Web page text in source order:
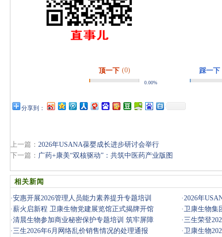
顶一下 (0)
0.00%
踩一下
分享到：
上一篇： 2026年USANA葆婴成长进步研讨会举行
下一篇： 广药+康美“双核驱动”：共筑中医药产业版图
相关新闻
·安惠开展2026管理人员能力素养提升专题培训 ·2026年
·薪火启新程 卫康生物党建展览馆正式揭牌开馆 ·卫康生物集
·清晨生物参加商业秘密保护专题培训 筑牢屏障 ·三生荣登
·三生2026年6月网络乱价销售情况的处理通报 ·卫康生物